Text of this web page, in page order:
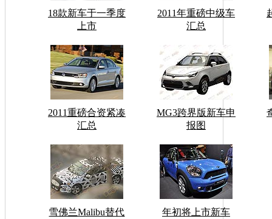
18款新车于一季度
上市
2011年重磅中级车
汇总
2011重磅合资紧凑
汇总
MG3跨界版新车申
报图
雪佛兰Malibu替代
年初将上市新车